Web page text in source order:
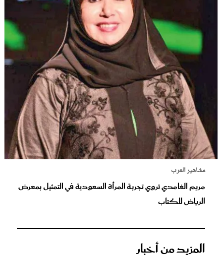
مشاهير العرب
مريم الغامدي تروي تجربة المرأة السعودية في التمثيل بمعرض
الرياض للكتاب
المزيد من أخبار